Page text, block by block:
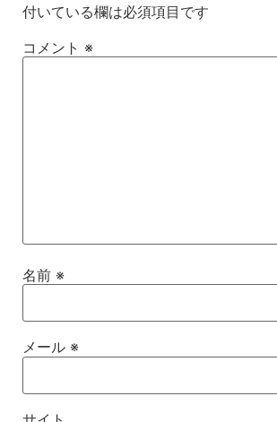
付いている欄は必須項目です
コメント ※
名前 ※
メール ※